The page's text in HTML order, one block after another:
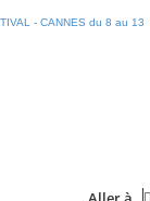
- CANNES du 8 au 13